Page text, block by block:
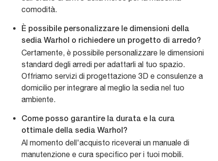
comodità.
È possibile personalizzare le dimensioni della
sedia Warhol o richiedere un progetto di arredo?
Certamente, è possibile personalizzare le dimensioni
standard degli arredi per adattarli al tuo spazio.
Offriamo servizi di progettazione 3D e consulenze a
domicilio per integrare al meglio la sedia nel tuo
ambiente.
Come posso garantire la durata e la cura
ottimale della sedia Warhol?
Al momento dell'acquisto riceverai un manuale di
manutenzione e cura specifico per i tuoi mobili.